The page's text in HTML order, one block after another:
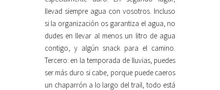
llevad siempre agua con vosotros. Incluso
si la organización os garantiza el agua, no
dudes en llevar al menos un litro de agua
contigo, y algún snack para el camino.
Tercero: en la temporada de lluvias, puedes
ser más duro si cabe, porque puede caeros
un chaparrón a lo largo del trail, todo está